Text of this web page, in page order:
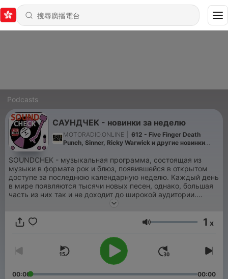
Podcasts
САУНДЧЕК - новинки за неделю
MOTORADIO.ONLINE
612 - Five Finger Death
Punch, Sinner, Ricky Warwick и другие новинки
SOUNDCHEK - музыкальная программа, состоящая из
музыки в формате рок и блюз, появившейся в открытом
доступе за последнюю календарную неделю. Каждый день
в мире появляются тысячи новых песен, однако, большая
часть из них так и не доходит до широкой аудитории.
Своеобразный еженедельный пятничный хит-парад
рамках проектов Fontanka.FM, Imagine Radio и MOTORADIO.
🎧 👉 Подписаться:
https://podcasts.apple.com/podcast/id1273615227 🎧 👉
Скачать: https://soundchek.podster.fm/ 🎧 👉 Cлушать в
ПОДКАСТАХ: https://podcast.ru/1273615227 #саундчек
#новаямузыка #новыеальбомы #motoradio
音量 1 x
00:00 00:00